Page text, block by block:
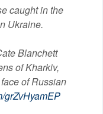
caught in the
Ukraine.
Blanchett
of Kharkiv,
of Russian
grZvHyamEP